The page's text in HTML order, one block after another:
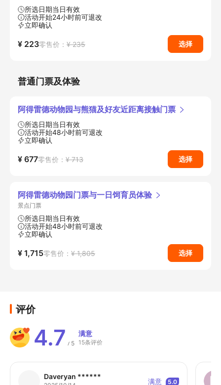
所选日期当日有效
活动开始24小时前可退改
立即确认
零售价： ¥ 235
¥ 223 选择
普通门票及体验
阿得雷德动物园与熊猫及好友近距离接触门票
所选日期当日有效
活动开始48小时前可退改
立即确认
零售价： ¥ 713
¥ 677 选择
阿得雷德动物园门票与一日饲育员体验
景点门票
所选日期当日有效
活动开始48小时前可退改
立即确认
零售价： ¥ 1,805
¥ 1,715 选择
评价
4.7 / 5
满意
15条评价
Daveryan ******
满意 5.0